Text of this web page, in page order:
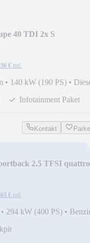
40 TDI 2x S
€ mtl.
• 140 kW (190 PS) •
Infotainment Paket
Kontakt
2.5 TFSI quattro
€ mtl.
• 294 kW (400 PS) •